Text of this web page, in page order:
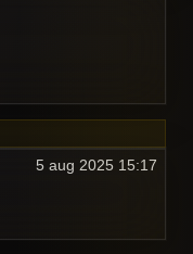
5 aug 2025 15:17